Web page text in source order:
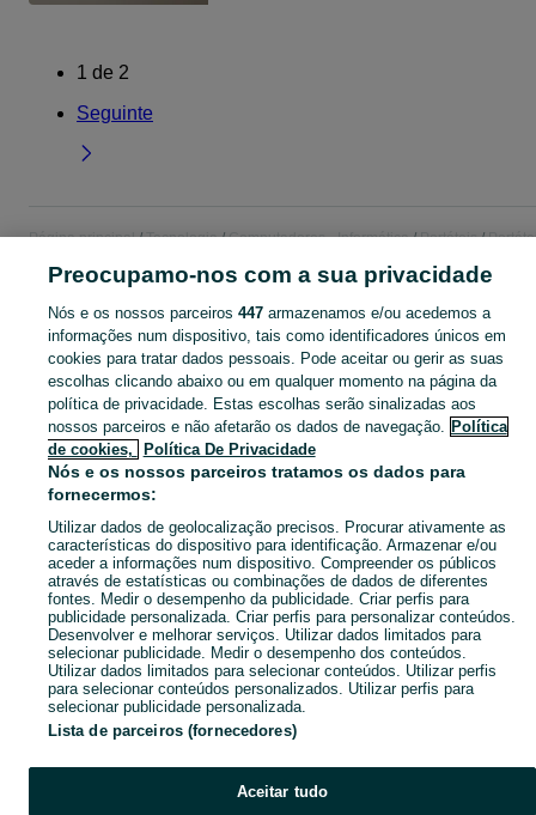
1 de 2
Seguinte
Página principal Tecnologia Computadores - Informática Portáteis
CATEGORIA
Navegue pelos últimos anúncios de Portáteis em Torres Novas (São Pedro), Lapas E Ribeira Branca no OLX Portugal. Compre e venda produtos locais com facilidade e segurança. Mostrar
Mapa do site
Mapa das freguesias
Mapa de mini-sites
Pesquisas populares
Preocupamo-nos com a sua privacidade
Nós e os nossos parceiros 447armazenamos e/ou acedemos a
informações num dispositivo, tais como identificadores únicos em
cookies para tratar dados pessoais. Pode aceitar ou gerir as suas
escolhas clicando abaixo ou em qualquer momento na página da
política de privacidade. Estas escolhas serão sinalizadas aos
nossos parceiros e não afetarão os dados de navegação. Política
de cookies,
Política De Privacidade
Nós e os nossos parceiros tratamos os dados para
fornecermos:
Utilizar dados de geolocalização precisos. Procurar ativamente as
características do dispositivo para identificação. Armazenar e/ou
aceder a informações num dispositivo. Compreender os públicos
através de estatísticas ou combinações de dados de diferentes
fontes. Medir o desempenho da publicidade. Criar perfis para
publicidade personalizada. Criar perfis para personalizar conteúdos.
Desenvolver e melhorar serviços. Utilizar dados limitados para
selecionar publicidade. Medir o desempenho dos conteúdos.
Utilizar dados limitados para selecionar conteúdos. Utilizar perfis
para selecionar conteúdos personalizados. Utilizar perfis para
selecionar publicidade personalizada.
Lista de parceiros (fornecedores)
Aceitar tudo